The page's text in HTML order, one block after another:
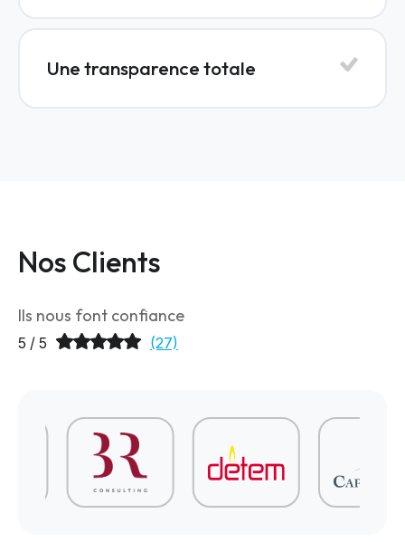
Une transparence totale
Nos Clients
Ils nous font confiance
5 / 5 (27)